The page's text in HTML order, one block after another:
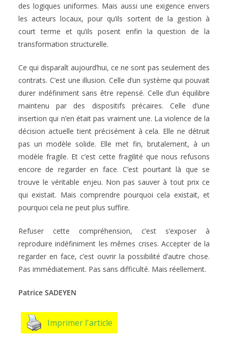
des logiques uniformes. Mais aussi une exigence envers
les acteurs locaux, pour qu’ils sortent de la gestion à
court terme et qu’ils posent enfin la question de la
transformation structurelle.
Ce qui disparaît aujourd’hui, ce ne sont pas seulement des
contrats. C’est une illusion. Celle d’un système qui pouvait
durer indéfiniment sans être repensé. Celle d’un équilibre
maintenu par des dispositifs précaires. Celle d’une
insertion qui n’en était pas vraiment une. La violence de la
décision actuelle tient précisément à cela. Elle ne détruit
pas un modèle solide. Elle met fin, brutalement, à un
modèle fragile. Et c’est cette fragilité que nous refusons
encore de regarder en face. C’est pourtant là que se
trouve le véritable enjeu. Non pas sauver à tout prix ce
qui existait. Mais comprendre pourquoi cela existait, et
pourquoi cela ne peut plus suffire.
Refuser cette compréhension, c’est s’exposer à
reproduire indéfiniment les mêmes crises. Accepter de la
regarder en face, c’est ouvrir la possibilité d’autre chose.
Pas immédiatement. Pas sans difficulté. Mais réellement.
Patrice SADEYEN
Imprimer l'article